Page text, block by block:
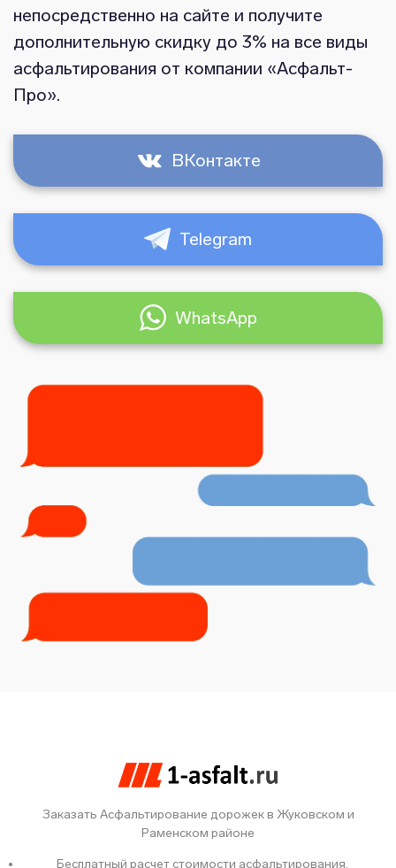
непосредственно на сайте и получите
дополнительную скидку до 3% на все виды
асфальтирования от компании «Асфальт-
Про».
ВКонтакте
Telegram
WhatsApp
Заказать Асфальтирование дорожек в Жуковском и
Раменском районе
Бесплатный расчет стоимости асфальтирования.